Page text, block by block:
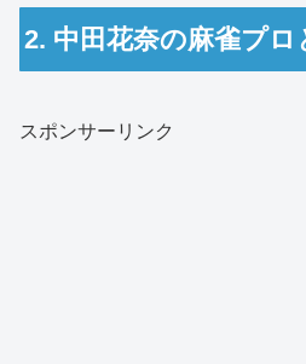
2. 中田花奈の麻雀プロ
スポンサーリンク